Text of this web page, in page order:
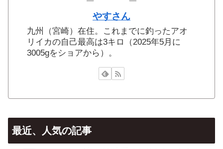
やすさん
九州（宮崎）在住。これまでに釣ったアオ
リイカの自己最高は3キロ（2025年5月に
3005gをショアから）。
最近、人気の記事